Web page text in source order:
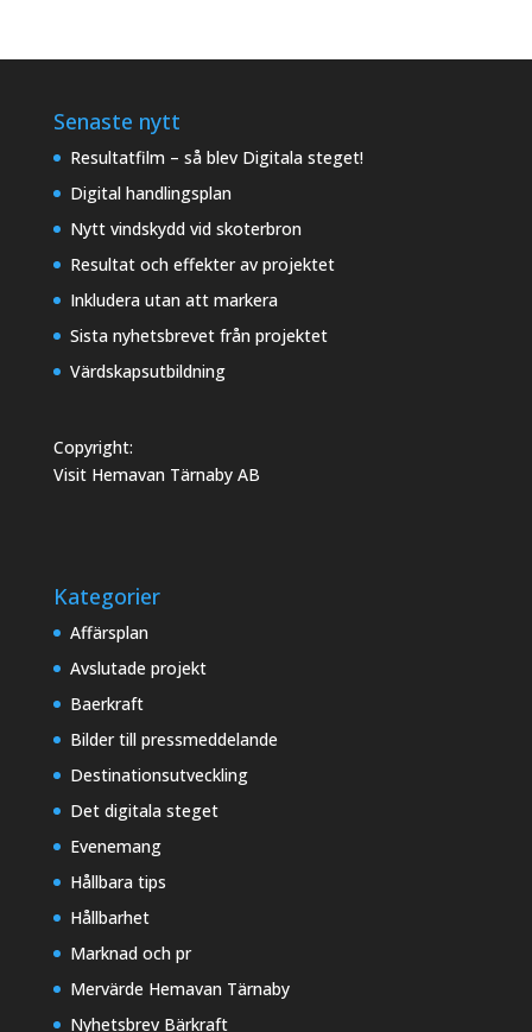
Senaste nytt
Resultatfilm – så blev Digitala steget!
Digital handlingsplan
Nytt vindskydd vid skoterbron
Resultat och effekter av projektet
Inkludera utan att markera
Sista nyhetsbrevet från projektet
Värdskapsutbildning
Copyright:
Visit Hemavan Tärnaby AB
Kategorier
Affärsplan
Avslutade projekt
Baerkraft
Bilder till pressmeddelande
Destinationsutveckling
Det digitala steget
Evenemang
Hållbara tips
Hållbarhet
Marknad och pr
Mervärde Hemavan Tärnaby
Nyhetsbrev Bärkraft